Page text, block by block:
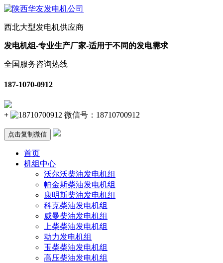
西北大型发电机供应商
发电机组-专业生产厂家-适用于不同的发电需求
全国服务咨询热线
187-1070-0912
+ 微信号： 18710700912
点击复制微信
首页
机组中心
沃尔沃柴油发电机组
帕金斯柴油发电机组
康明斯柴油发电机组
科克柴油发电机组
威曼柴油发电机组
上柴柴油发电机组
动力发电机组
玉柴柴油发电机组
高压柴油发电机组